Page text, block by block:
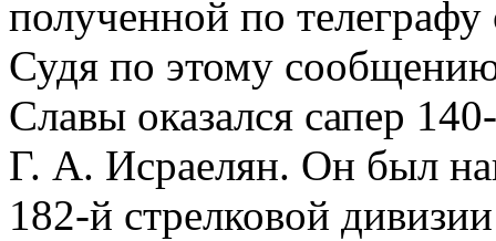
полученной по
Судя по этому
Славы оказался сапер
Г. А. Исраелян. Он был
182-й стрелковой